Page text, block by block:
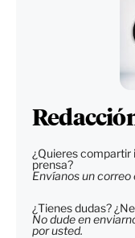
¿Quieres compartir
prensa?
Envíanos un correo
¿Tienes dudas?
No dude en
por usted.